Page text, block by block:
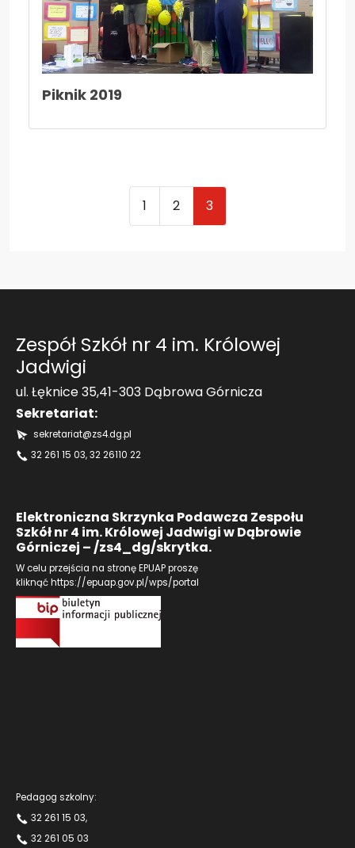
Piknik 2019
1 2 3
Zespół Szkół nr 4 im. Królowej
Jadwigi
ul. Łęknice 35,41-303 Dąbrowa Górnicza
Sekretariat:
sekretariat@zs4.dg.pl
32 261 15 03, 32 26110 22
Elektroniczna Skrzynka Podawcza Zespołu
Szkół nr 4 im. Królowej Jadwigi w Dąbrowie
Górniczej – /zs4_dg/skrytka.
W celu przejścia na stronę EPUAP proszę
kliknąćhttps://epuap.gov.pl/wps/portal
Pedagog szkolny:
32 261 15 03,
32 261 05 03